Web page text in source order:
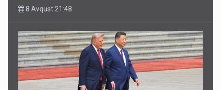
8 Avqust 21:48